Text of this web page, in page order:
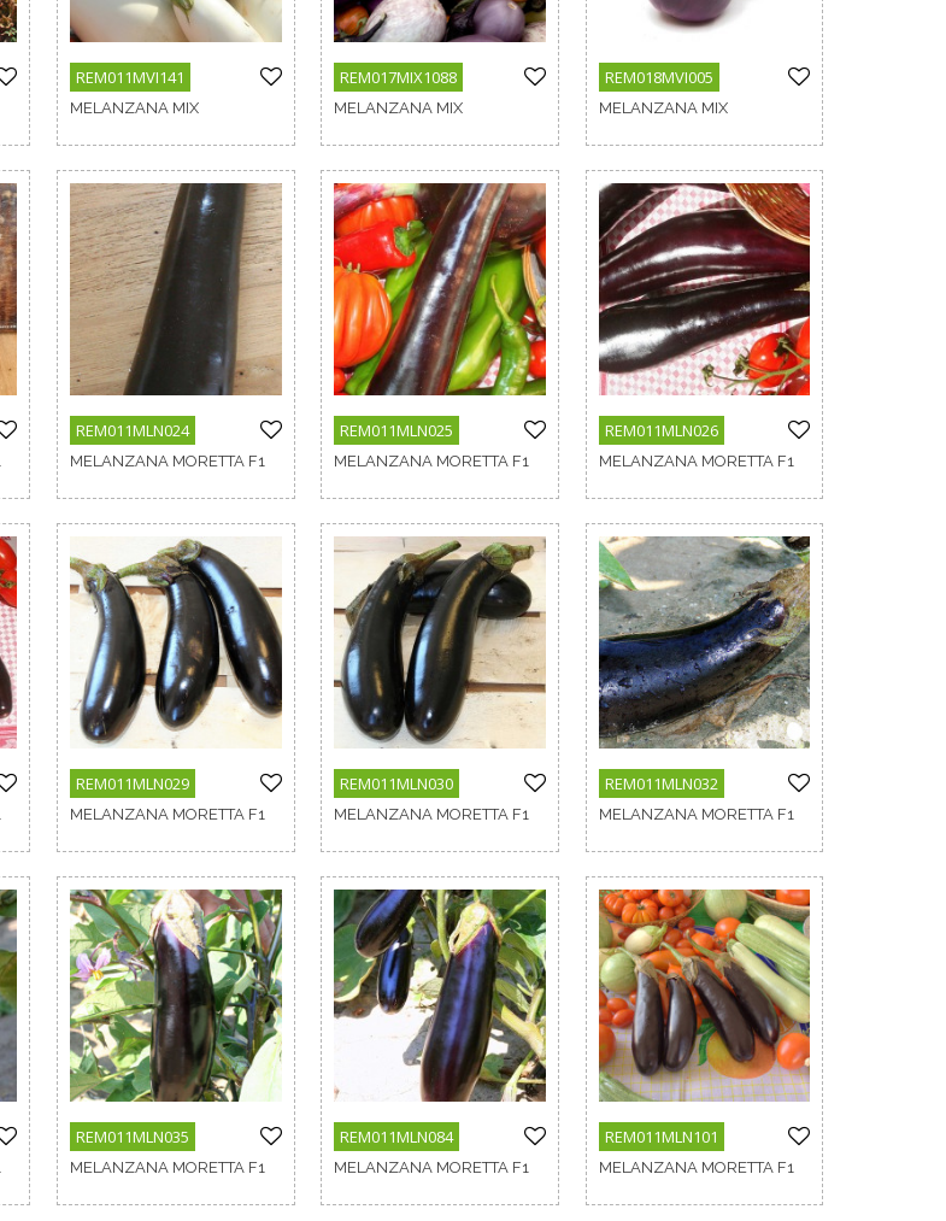
REM011MVI141
MELANZANA MIX
REM017MIX1088
MELANZANA MIX
REM018MVI005
MELANZANA MIX
REM011MLN024
MELANZANA MORETTA F1
REM011MLN025
MELANZANA MORETTA F1
REM011MLN026
MELANZANA MORETTA F1
REM011MLN029
MELANZANA MORETTA F1
REM011MLN030
MELANZANA MORETTA F1
REM011MLN032
MELANZANA MORETTA F1
REM011MLN035
MELANZANA MORETTA F1
REM011MLN084
MELANZANA MORETTA F1
REM011MLN101
MELANZANA MORETTA F1